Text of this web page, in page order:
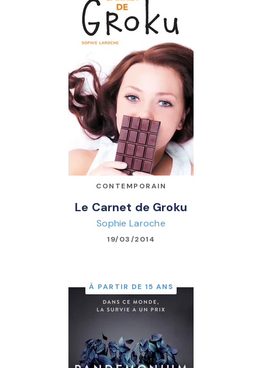
CONTEMPORAIN
Le Carnet de Groku
Sophie Laroche
19/03/2014
À PARTIR DE 15 ANS